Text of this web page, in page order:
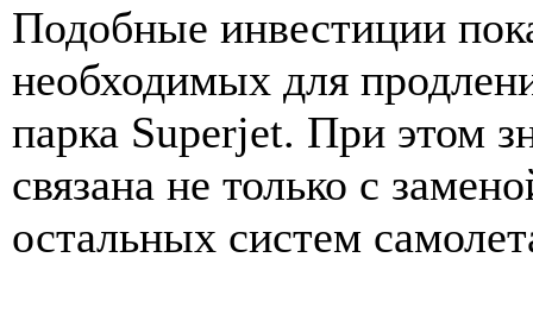
Подобные инвестиции
необходимых для
парка Superjet. При этом
связана не только с
остальных систем